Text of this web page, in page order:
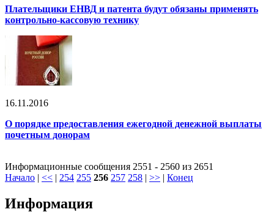
Плательщики ЕНВД и патента будут обязаны применять
контрольно-кассовую технику
16.11.2016
О порядке предоставления ежегодной денежной выплаты
почетным донорам
Информационные сообщения 2551 - 2560 из 2651
Начало | << | 254 255 256 257 258 | >> | Конец
Информация